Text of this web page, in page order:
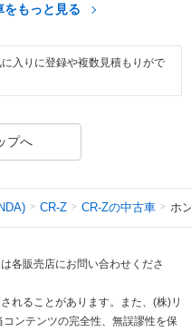
もっと見る
入りに登録や複数見積もりがで
プへ
CR-Z CR-Zの中古車 ホ
各販売店にお問い合わせくださ
れることがあります。また、(株)リ
ンテンツの完全性、無誤謬性を保